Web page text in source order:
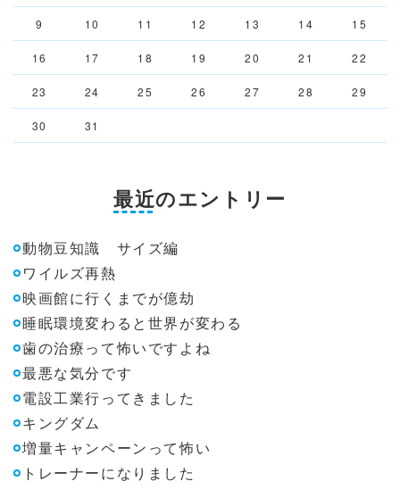
9 10 11 12 13 14 15
16 17 18 19 20 21 22
23 24 25 26 27 28 29
30 31
最近のエントリー
動物豆知識 サイズ編
ワイルズ再熱
映画館に行くまでが億劫
睡眠環境変わると世界が変わる
歯の治療って怖いですよね
最悪な気分です
電設工業行ってきました
キングダム
増量キャンペーンって怖い
トレーナーになりました